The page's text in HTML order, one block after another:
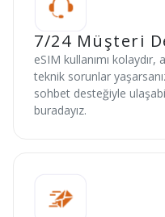
7/24 Müşteri
eSIM kullanımı kolaydır,
teknik sorunlar
sohbet desteğiyle
buradayız.